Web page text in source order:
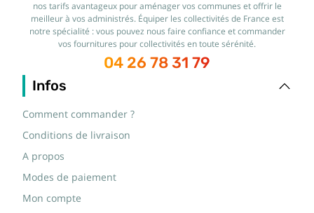
nos tarifs avantageux pour aménager vos communes et offrir le
meilleur à vos administrés. Équiper les collectivités de France est
notre spécialité : vous pouvez nous faire confiance et commander
vos fournitures pour collectivités en toute sérénité.
04 26 78 31 79
Infos
Comment commander ?
Conditions de livraison
A propos
Modes de paiement
Mon compte